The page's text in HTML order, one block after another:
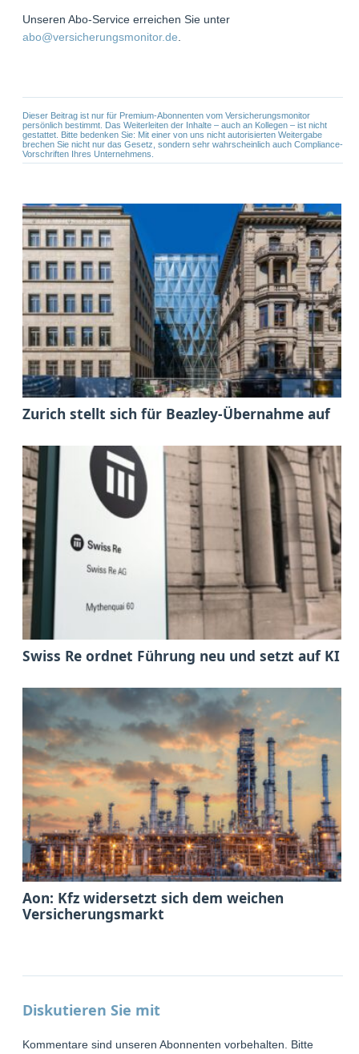
Unseren Abo-Service erreichen Sie unter
abo@versicherungsmonitor.de
Dieser Beitrag ist nur für Premium-Abonnenten vom Versicherungsmonitor
persönlich bestimmt. Das Weiterleiten der Inhalte – auch an Kollegen – ist nicht
gestattet. Bitte bedenken Sie: Mit einer von uns nicht autorisierten Weitergabe
brechen Sie nicht nur das Gesetz, sondern sehr wahrscheinlich auch Compliance-
Vorschriften Ihres Unternehmens.
Zurich stellt sich für Beazley-Übernahme auf
Swiss Re ordnet Führung neu und setzt auf KI
Aon: Kfz widersetzt sich dem weichen
Versicherungsmarkt
Diskutieren Sie mit
Kommentare sind unseren Abonnenten vorbehalten. Bitte